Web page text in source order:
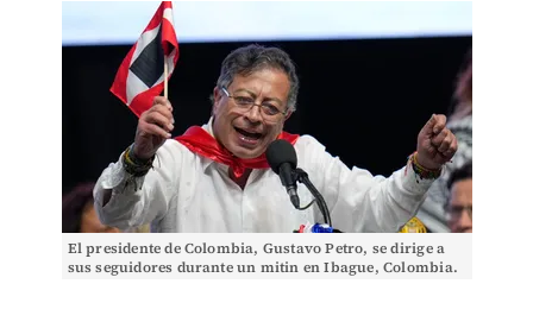
El presidente de Colombia, Gustavo Petro, se dirige a
sus seguidores durante un mitin en Ibague, Colombia.